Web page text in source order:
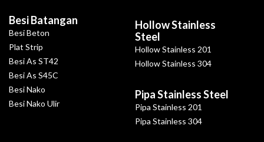
Besi Batangan
Besi Beton
Plat Strip
Besi As ST42
Besi As S45C
Besi Nako
Besi Nako Ulir
Hollow Stainless
Steel
Hollow Stainless 201
Hollow Stainless 304
Pipa Stainless Steel
Pipa Stainless 201
Pipa Stainless 304